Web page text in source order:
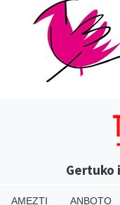
Gertuko
AMEZTI ANBOTO